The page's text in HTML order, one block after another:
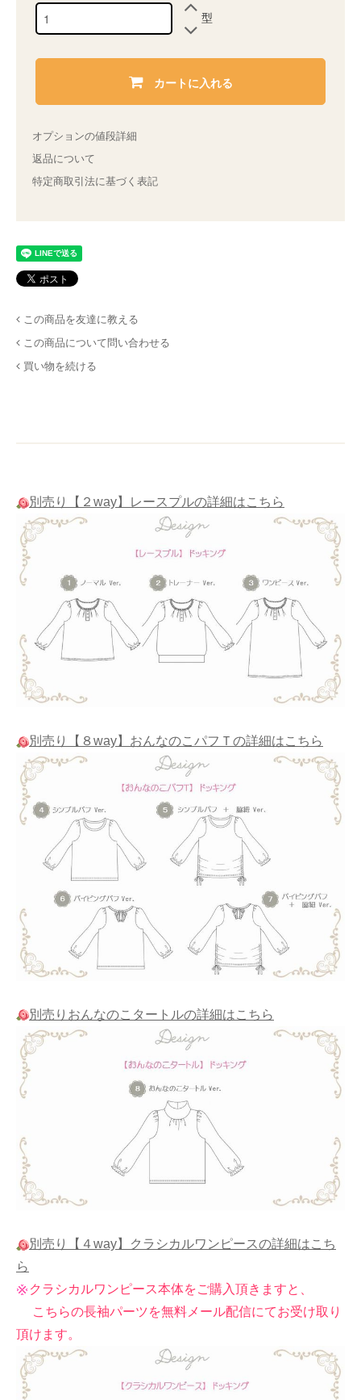
型
カートに入れる
オプションの値段詳細
返品について
特定商取引法に基づく表記
この商品を友達に教える
この商品について問い合わせる
買い物を続ける
別売り【２way】レースプルの詳細はこちら
別売り【８way】おんなのこパフＴの詳細はこちら
別売りおんなのこタートルの詳細はこちら
別売り【４way】クラシカルワンピースの詳細はこち
ら
クラシカルワンピース本体をご購入頂きますと、
こちらの長袖パーツを無料メール配信にてお受け取り
頂けます。